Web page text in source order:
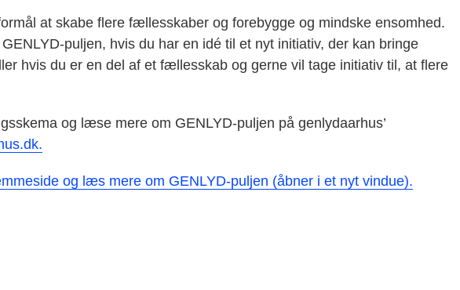
at skabe flere fællesskaber og forebygge og mindske ensomhed.
puljen, hvis du har en idé til et nyt initiativ, der kan bringe
hvis du er en del af et fællesskab og gerne vil tage initiativ til, at flere
og læse mere om GENLYD-puljen på genlydaarhus’
og læs mere om GENLYD-puljen (åbner i et nyt vindue).